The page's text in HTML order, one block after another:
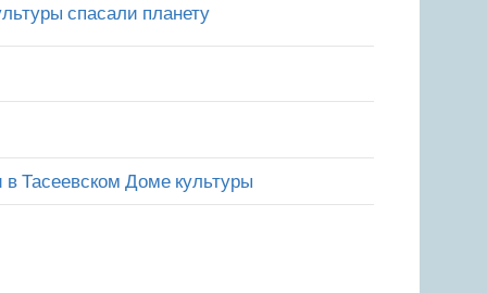
спасали планету
в Тасеевском Доме культуры